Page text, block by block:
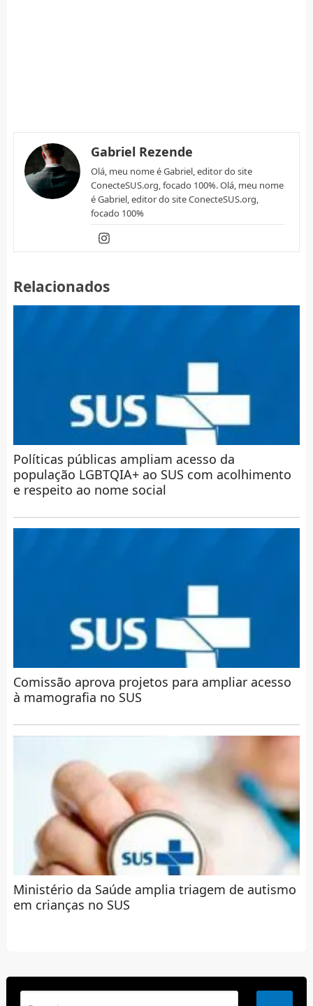
Gabriel Rezende
Olá, meu nome é Gabriel, editor do site
ConecteSUS.org, focado 100%. Olá, meu nome
é Gabriel, editor do site ConecteSUS.org,
focado 100%
Relacionados
Políticas públicas ampliam acesso da
população LGBTQIA+ ao SUS com acolhimento
e respeito ao nome social
Comissão aprova projetos para ampliar acesso
à mamografia no SUS
Ministério da Saúde amplia triagem de autismo
em crianças no SUS